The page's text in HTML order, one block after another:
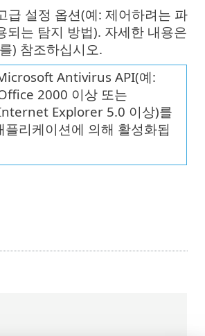
급 설정 옵션(예: 제어하려는 파
되는 탐지 방법). 자세한 내용은
) 참조하십시오.
Antivirus API(예:
2000 이상 또는
Explorer 5.0 이상)를
플리케이션에 의해 활성화됩